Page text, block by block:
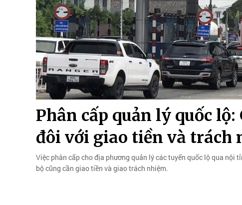
Phân cấp quản lý quốc
đôi với giao tiền và trách
Việc phân cấp cho địa phương quản lý các tuyến quốc lộ qua nội
bộ cũng cần giao tiền và giao trách nhiệm.